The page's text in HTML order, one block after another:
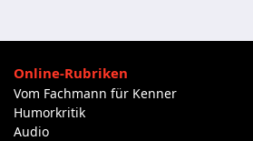
Online-Rubriken
Vom Fachmann für Kenner
Humorkritik
Audio